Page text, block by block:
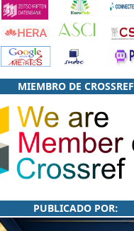
MIEMBRO DE CROSSREF
PUBLICADO POR: